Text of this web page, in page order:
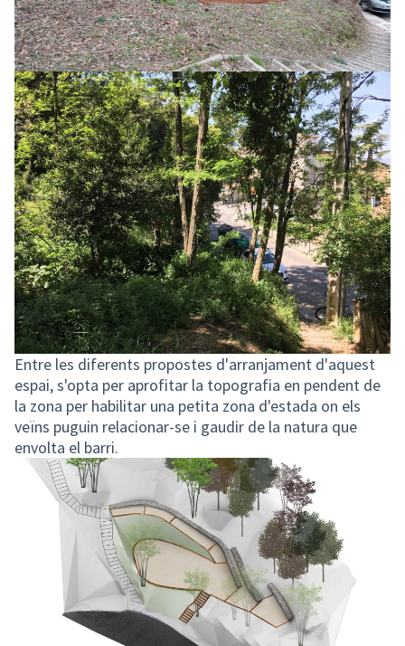
Entre les diferents propostes d'arranjament d'aquest
espai, s'opta per aprofitar la topografia en pendent de
la zona per habilitar una petita zona d'estada on els
veïns puguin relacionar-se i gaudir de la natura que
envolta el barri.